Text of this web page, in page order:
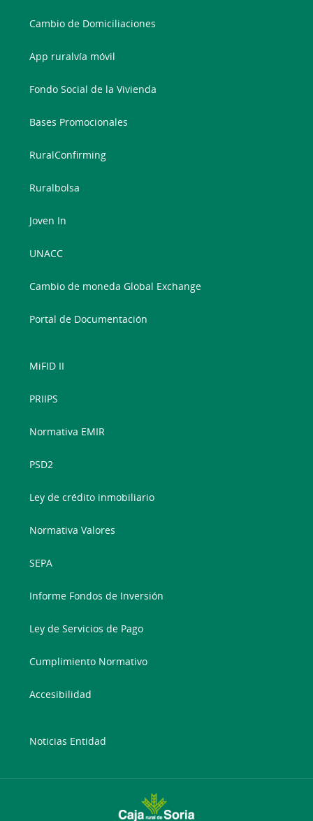
Cambio de Domiciliaciones
App ruralvía móvil
Fondo Social de la Vivienda
Bases Promocionales
RuralConfirming
Ruralbolsa
Joven In
UNACC
Cambio de moneda Global Exchange
Portal de Documentación
MiFID II
PRIIPS
Normativa EMIR
PSD2
Ley de crédito inmobiliario
Normativa Valores
SEPA
Informe Fondos de Inversión
Ley de Servicios de Pago
Cumplimiento Normativo
Accesibilidad
Noticias Entidad